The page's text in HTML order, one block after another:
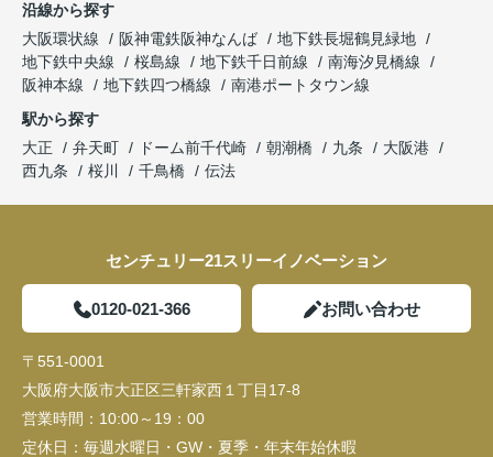
沿線から探す
大阪環状線
阪神電鉄阪神なんば
地下鉄長堀鶴見緑地
地下鉄中央線
桜島線 地下鉄千日前線
南海汐見橋線
阪神本線
地下鉄四つ橋線
南港ポートタウン線
駅から探す
大正
弁天町 ドーム前千代崎 朝潮橋 九条
大阪港
西九条
桜川 千鳥橋 伝法
センチュリー21スリーイノベーション
0120-021-366 お問い合わせ
〒551-0001
大阪府大阪市大正区三軒家西１丁目17-8
営業時間： 10:00～19：00
定休日： 毎週水曜日・GW・夏季・年末年始休暇